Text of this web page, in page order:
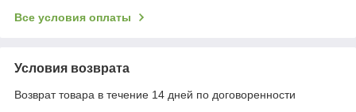
Все условия оплаты
Условия возврата
Возврат товара в течение 14 дней по договоренности